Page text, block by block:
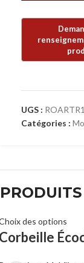
UGS :
Catégories :
des options